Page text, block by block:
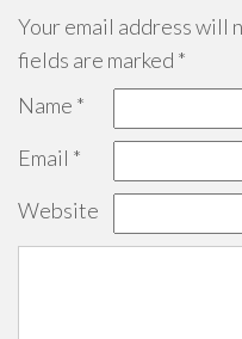
Your email address will
fields are marked *
Name *
Email *
Website